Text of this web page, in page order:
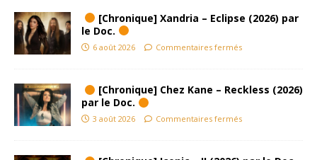
[Chronique] Xandria – Eclipse (2026) par
le Doc.
6 août 2026 Commentaires fermés
[Chronique] Chez Kane – Reckless (2026)
par le Doc.
3 août 2026 Commentaires fermés